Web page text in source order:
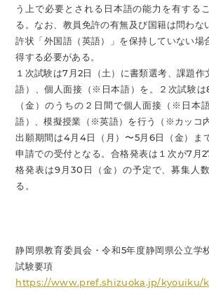
う上で必要とされる日本語の能力を有す
る。なお、教員免許の有無及び国籍は問わな
許状「外国語（英語）」を保持していない場
得する必要がある。
１次試験は7月2日（土）に書類選考、課題
語）、個人面接（※日本語）を。２次試験は
（金）のうちの２日間で個人面接（※日本
語）、模擬授業（※英語）を行う（※カッコ内
出願期間は4月4日（月）〜5月6日（金）ま
申請での受付となる。合格発表は１次が7月
格発表は9月30日（金）の予定で、募集人
る。
静岡県教育委員会・令和5年度静岡県公立学
試験要項
https://www.pref.shizuoka.jp/kyouiku/